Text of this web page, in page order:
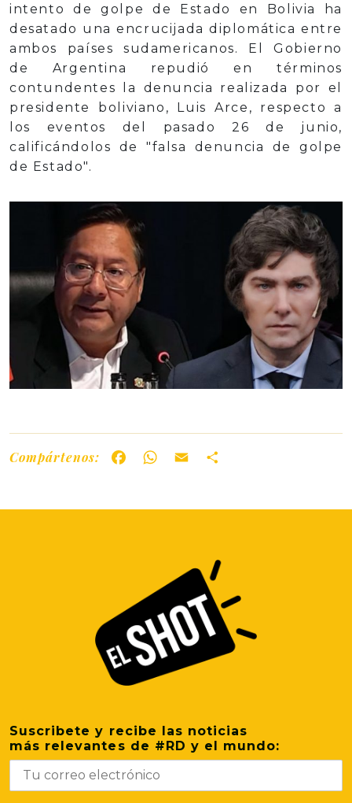
intento de golpe de Estado en Bolivia ha
desatado una encrucijada diplomática entre
ambos países sudamericanos. El Gobierno
de Argentina repudió en términos
contundentes la denuncia realizada por el
presidente boliviano, Luis Arce, respecto a
los eventos del pasado 26 de junio,
calificándolos de "falsa denuncia de golpe
de Estado".
Compártenos: FacebookWhatsApp
Email
Suscribete y recibe las noticias
más relevantes de #RD y el mundo: